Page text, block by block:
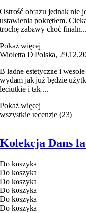
Ostrość obrazu jednak nie
ustawienia pokrętłem.
trochę zabawy choć finaln...
Pokaż więcej
Wioletta D.Polska,
B ładne estetyczne i
wydam jak już będzie
leciutkie i tak ...
Pokaż więcej
wszystkie recenzje (23)
Kolekcja Dans
Do koszyka
Do koszyka
Do koszyka
Do koszyka
Do koszyka
Do koszyka